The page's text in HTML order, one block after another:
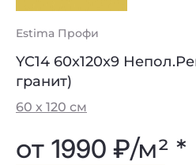
Estima Профи
YC14 60x120x9
гранит)
60 х 120 см
от 1990 ₽/м² *